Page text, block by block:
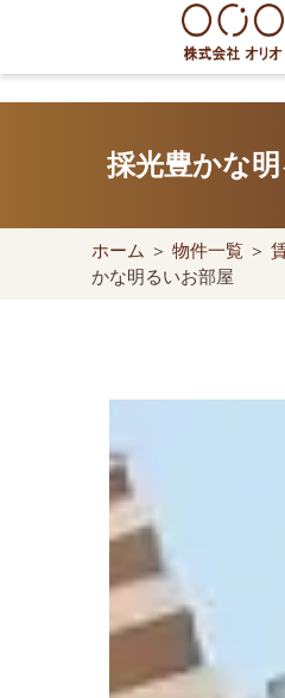
content
世田谷
却・
採光豊かな
ホーム ＞ 物件一覧 ＞
かな明るいお部屋